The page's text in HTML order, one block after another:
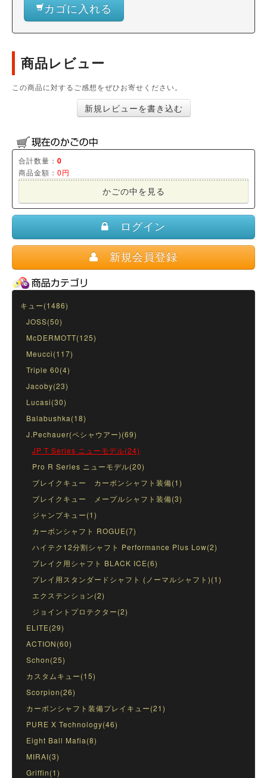
カゴに入れる
商品レビュー
この商品に対するご感想をぜひお寄せください。
新規レビューを書き込む
合計数量： 0
商品金額： 0円
かごの中を見る
ログイン
新規会員登録
キュー(1486)
JOSS(50)
McDERMOTT(125)
Meucci(117)
Triple 60(4)
Jacoby(23)
Lucasi(30)
Balabushka(18)
J.Pechauer(ペシャウアー)(69)
JP T Series ニューモデル(24)
Pro R Series ニューモデル(20)
ブレイクキュー カーボンシャフト装備(1)
ブレイクキュー メープルシャフト装備(3)
ジャンプキュー(1)
カーボンシャフト ROGUE(7)
ハイテク12分割シャフト Performance Plus Low(2)
ブレイク用シャフト BLACK ICE(6)
プレイ用スタンダードシャフト (ノーマルシャフト)(1)
エクステンション(2)
ジョイントプロテクター(2)
ELITE(29)
ACTION(60)
Schon(25)
カスタムキュー(15)
Scorpion(26)
カーボンシャフト装備プレイキュー(21)
PURE X Technology(46)
Eight Ball Mafia(8)
MIRAI(3)
Griffin(1)